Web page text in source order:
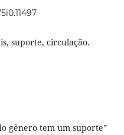
suporte, circulação.
gênero tem um suporte”